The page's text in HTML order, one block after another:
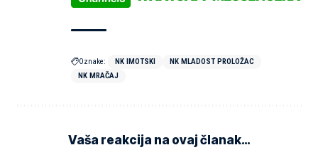
Oznake: NK IMOTSKI
NK MLADOST PROLOŽAC
NK MRAČAJ
Vaša reakcija na ovaj članak…